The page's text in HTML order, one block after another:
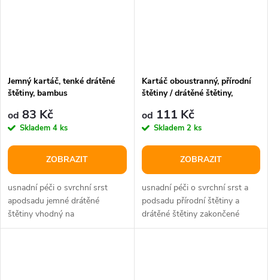
Jemný kartáč, tenké drátěné
štětiny, bambus
od 83 Kč
Skladem 4 ks
ZOBRAZIT
usnadní péči o svrchní srst
apodsadu jemné drátěné
štětiny vhodný na
kudrnaté/dlouhé/jemné/krátké/hladké
Kartáč oboustranný, přírodní
štětiny / drátěné štětiny,
od 111 Kč
Skladem 2 ks
ZOBRAZIT
usnadní péči o svrchní srst a
podsadu přírodní štětiny a
drátěné štětiny zakončené
kuličkami vhodný na...